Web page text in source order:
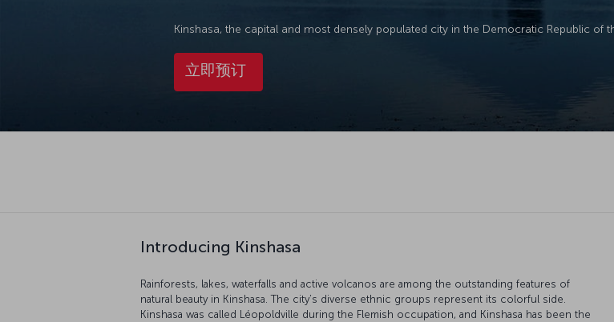
Kinshasa, the capital and most densely populated city in the Democratic Republic of
立即预订
Introducing Kinshasa
Rainforests, lakes, waterfalls and active volcanos are among the outstanding features of
natural beauty in Kinshasa. The city’s diverse ethnic groups represent its colorful side.
Kinshasa was called Léopoldville during the Flemish occupation, and Kinshasa has been the